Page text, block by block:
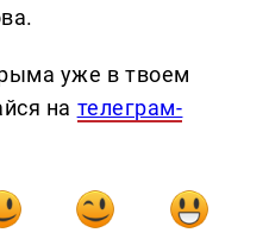
уже в твоем
на телеграм-